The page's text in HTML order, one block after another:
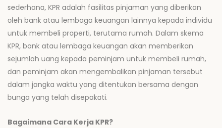
sederhana, KPR adalah fasilitas pinjaman yang diberikan
oleh bank atau lembaga keuangan lainnya kepada individu
untuk membeli properti, terutama rumah. Dalam skema
KPR, bank atau lembaga keuangan akan memberikan
sejumlah uang kepada peminjam untuk membeli rumah,
dan peminjam akan mengembalikan pinjaman tersebut
dalam jangka waktu yang ditentukan bersama dengan
bunga yang telah disepakati.
Bagaimana Cara Kerja KPR?